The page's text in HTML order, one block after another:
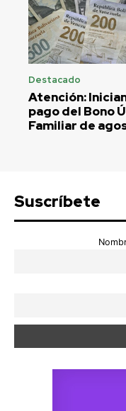
Destacado
Atención:
pago del Bono
Familiar de
Suscríbete